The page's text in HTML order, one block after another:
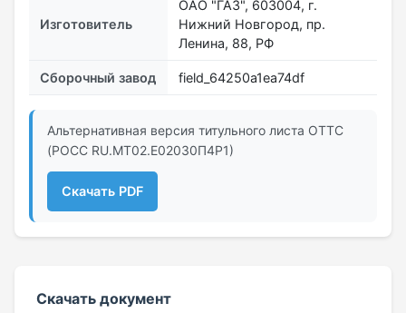
Изготовитель
ОАО "ГАЗ", 603004, г.
Нижний Новгород, пр.
Ленина, 88, РФ
Сборочный завод field_64250a1ea74df
Альтернативная версия титульного листа ОТТС
(РОСС RU.МТ02.E02030П4Р1)
Скачать PDF
Скачать документ